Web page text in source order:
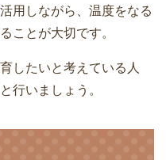
用しながら、温度をなる
ことが大切です。
したいと考えている人
行いましょう。